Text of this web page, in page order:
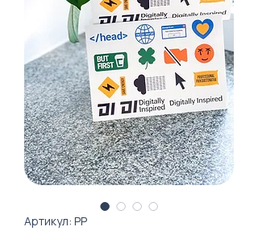
Артикул: PP